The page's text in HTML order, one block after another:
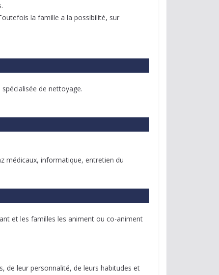
la famille a la possibilité, sur
de nettoyage.
médicaux, informatique, entretien du
et les familles les animent ou co-animent
de leur personnalité, de leurs habitudes et